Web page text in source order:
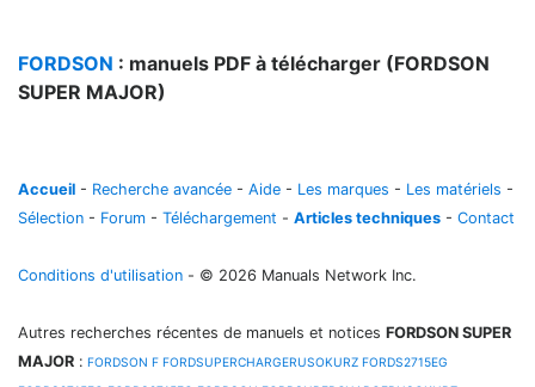
FORDSON : manuels PDF à télécharger (FORDSON
SUPER MAJOR)
Accueil - Recherche avancée - Aide - Les marques - Les matériels -
Sélection - Forum - Téléchargement - Articles techniques - Contact
Conditions d'utilisation - © 2026 Manuals Network Inc.
Autres recherches récentes de manuels et notices FORDSON SUPER
MAJOR : FORDSON F FORDSUPERCHARGERUSOKURZ FORDS2715EG